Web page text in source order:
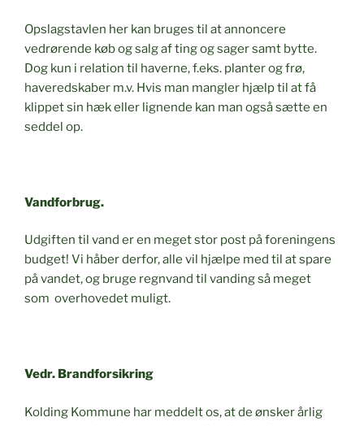
Opslagstavlen her kan bruges til at annoncere
vedrørende køb og salg af ting og sager samt bytte.
Dog kun i relation til haverne, f.eks. planter og frø,
haveredskaber m.v. Hvis man mangler hjælp til at få
klippet sin hæk eller lignende kan man også sætte en
seddel op.
Vandforbrug.
Udgiften til vand er en meget stor post på foreningens
budget! Vi håber derfor, alle vil hjælpe med til at spare
på vandet, og bruge regnvand til vanding så meget
som overhovedet muligt.
Vedr. Brandforsikring
Kolding Kommune har meddelt os, at de ønsker årlig